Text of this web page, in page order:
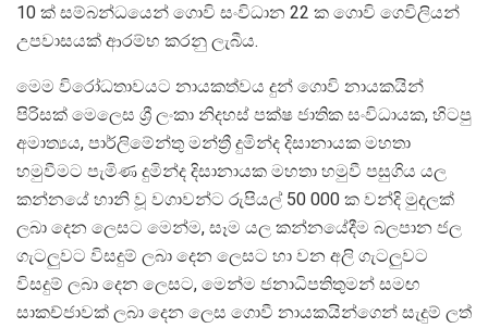
10 ක් සම්බන්ධයෙන් ගොවි සංවිධාන 22 ක ගොවි ගෙවිලියන්
උපවාසයක් ආරම්භ කරනු ලැබීය.
මෙම විරෝධතාවයට නායකත්වය දුන් ගොවි නායකයින්
පිරිසක් මෙලෙස ශ්‍රී ලංකා නිදහස් පක්ෂ ජාතික සංවිධායක, හිටපු
අමාත්‍යය, පාර්ලිමේන්තු මන්ත්‍රී දුමින්ද දිසානායක මහතා
හමුවීමට පැමිණ දුමින්ද දිසානායක මහතා හමුවී පසුගිය යල
කන්නයේ හානි වූ වගාවන්ට රුපියල් 50 000 ක වන්දි මුදලක්
ලබා දෙන ලෙසට මෙන්ම, සෑම යල කන්නයේදීම බලපාන ජල
ගැටලුවට විසදුම් ලබා දෙන ලෙසට හා වන අලි ගැටලුවට
විසදුම් ලබා දෙන ලෙසට, මෙන්ම ජනාධිපතිතුමන් සමඟ
සාකච්ජාවක් ලබා දෙන ලෙස ගොවී නායකයින්ගෙන් සැදුම් ලත්